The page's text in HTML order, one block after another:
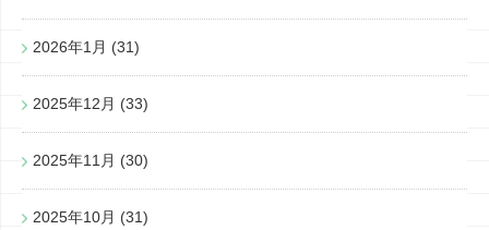
2026年1月 (31)
2025年12月 (33)
2025年11月 (30)
2025年10月 (31)